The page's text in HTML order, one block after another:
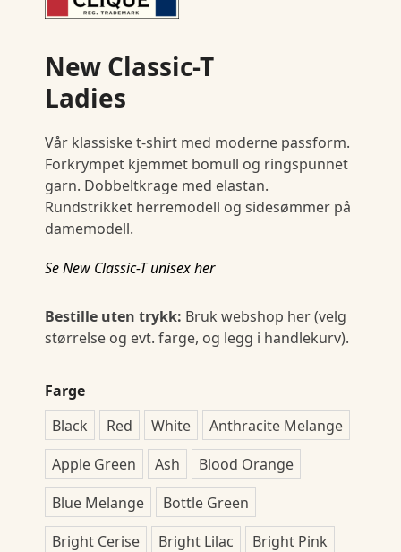
New Classic-T
Ladies
Vår klassiske t-shirt med moderne passform.
Forkrympet kjemmet bomull og ringspunnet
garn. Dobbeltkrage med elastan.
Rundstrikket herremodell og sidesømmer på
damemodell.
Se New Classic-T unisex her
Bestille uten trykk: Bruk webshop her (velg
størrelse og evt. farge, og legg i handlekurv).
Farge
Black
Red White
Anthracite Melange
Apple Green
Ash
Blood Orange
Blue Melange
Bottle Green
Bright Cerise
Bright Lilac
Bright Pink